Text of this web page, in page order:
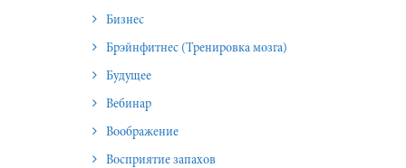
Бизнес
Брэйнфитнес (Тренировка мозга)
Будущее
Вебинар
Воображение
Восприятие запахов